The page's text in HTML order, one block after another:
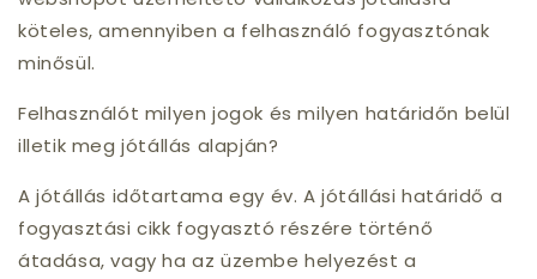
köteles, amennyiben a felhasználó fogyasztónak
minősül.
Felhasználót milyen jogok és milyen határidőn belül
illetik meg jótállás alapján?
A jótállás időtartama egy év. A jótállási határidő a
fogyasztási cikk fogyasztó részére történő
átadása, vagy ha az üzembe helyezést a